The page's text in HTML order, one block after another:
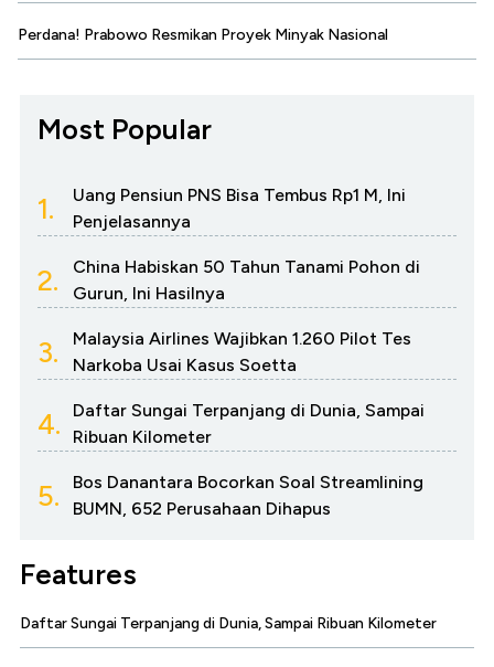
Perdana! Prabowo Resmikan Proyek Minyak Nasional
Most Popular
1.
Uang Pensiun PNS Bisa Tembus Rp1 M, Ini
Penjelasannya
2.
China Habiskan 50 Tahun Tanami Pohon di
Gurun, Ini Hasilnya
3.
Malaysia Airlines Wajibkan 1.260 Pilot Tes
Narkoba Usai Kasus Soetta
4.
Daftar Sungai Terpanjang di Dunia, Sampai
Ribuan Kilometer
5.
Bos Danantara Bocorkan Soal Streamlining
BUMN, 652 Perusahaan Dihapus
Features
Daftar Sungai Terpanjang di Dunia, Sampai Ribuan Kilometer